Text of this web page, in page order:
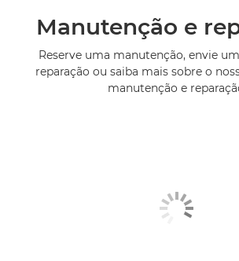
Manutenção e
Reserve uma manutenção, envie
reparação ou saiba mais sobre o
manutenção e